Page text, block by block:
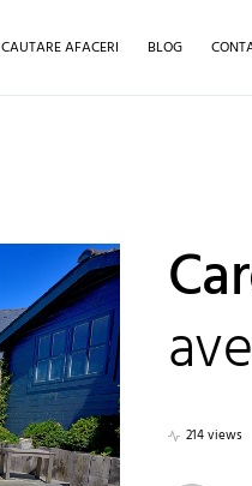
CAUTARE AFACERI BLOG
214 views